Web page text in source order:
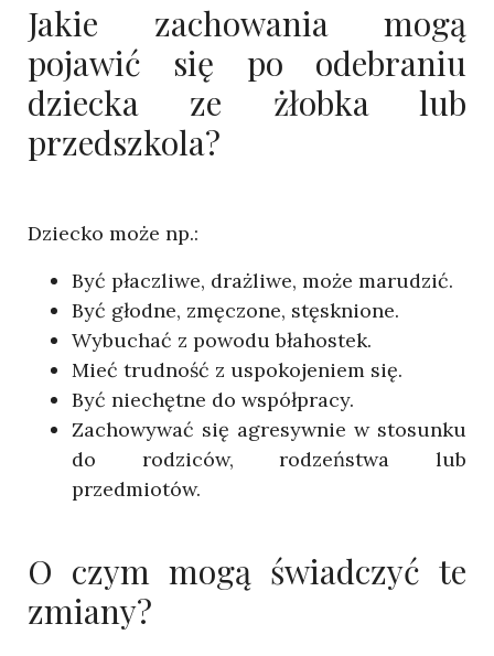
Jakie zachowania mogą
pojawić się po odebraniu
dziecka ze żłobka lub
przedszkola?
Dziecko może np.:
Być płaczliwe, drażliwe, może marudzić.
Być głodne, zmęczone, stęsknione.
Wybuchać z powodu błahostek.
Mieć trudność z uspokojeniem się.
Być niechętne do współpracy.
Zachowywać się agresywnie w stosunku
do rodziców, rodzeństwa lub
przedmiotów.
O czym mogą świadczyć te
zmiany?